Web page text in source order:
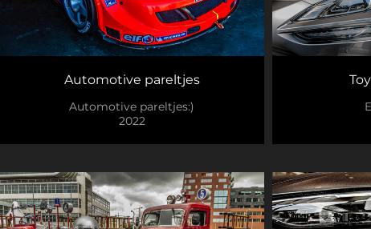
Automotive pareltjes
Automotive pareltjes:)
2022